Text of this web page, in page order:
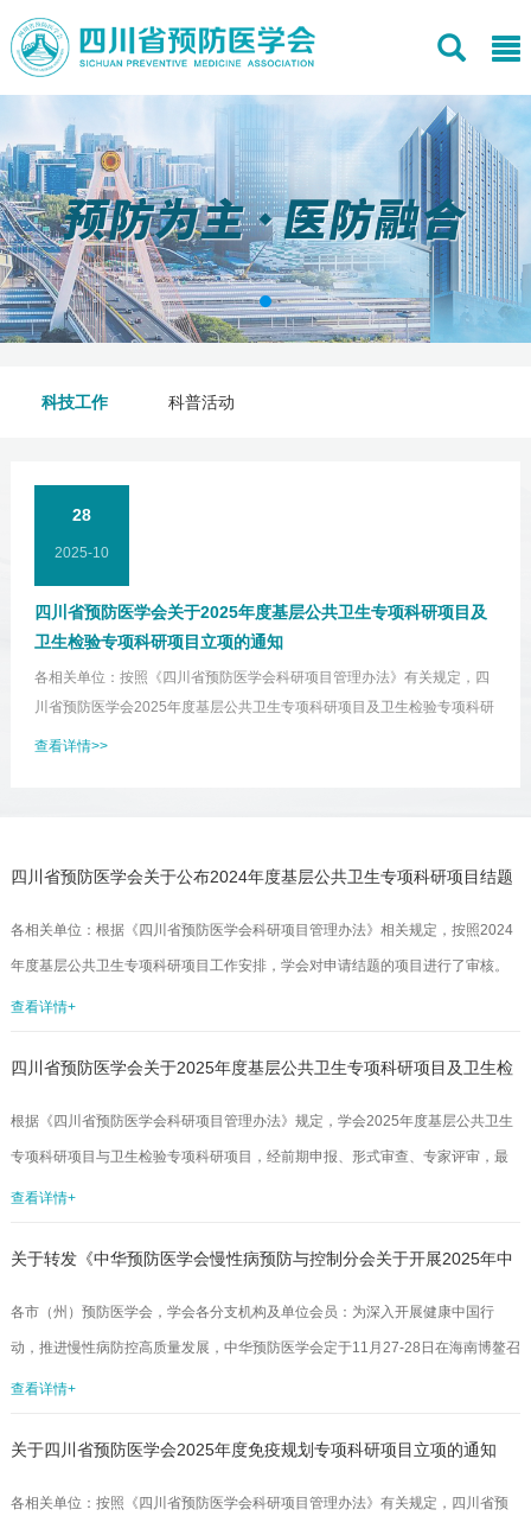
科技工作 科普活动
28
2025-10
四川省预防医学会关于2025年度基层公共卫生专项科研项目及
卫生检验专项科研项目立项的通知
各相关单位：按照《四川省预防医学会科研项目管理办法》有关规定，四
川省预防医学会2025年度基层公共卫生专项科研项目及卫生检验专项科研
项目经专家评审，遴选出7项科研项目，并于2025年10月21日-27日对拟
务书》，任务书模版由学会...
查看详情>>
四川省预防医学会关于公布2024年度基层公共卫生专项科研项目结题
项目名单的通知
各相关单位：根据《四川省预防医学会科研项目管理办法》相关规定，按照2024
年度基层公共卫生专项科研项目工作安排，学会对申请结题的项目进行了审核。
现批准“高原农牧地区艾滋病感染者家庭监督与艾滋病感染者提高自我健康管理自
目聚焦基层公共卫生实践中的重点、难点问题，形成了有实践价值的研究成果，
查看详情+
四川省预防医学会关于2025年度基层公共卫生专项科研项目及卫生检
验专项科研项目拟立项结果的公示
根据《四川省预防医学会科研项目管理办法》规定，学会2025年度基层公共卫生
专项科研项目与卫生检验专项科研项目，经前期申报、形式审查、专家评审，最
终遴选出7项课题拟立项资助，现予以公示，公示期为2025年10月21日-2025年
四川省预防医学会科技发展部：scsyfyxhkjb@163.com附件12025年度基层公共
查看详情+
关于转发《中华预防医学会慢性病预防与控制分会关于开展2025年中
国慢性病防控大会征文的通知》的通知
各市（州）预防医学会，学会各分支机构及单位会员：为深入开展健康中国行
动，推进慢性病防控高质量发展，中华预防医学会定于11月27-28日在海南博鳌召
开2025年中国慢性病防控大会，面向慢性病防控领域的同仁征集稿件。现将文件
病预防与控制分会关于开展2025年中国慢性病防控大会征文的通知征文通知.pdf...
查看详情+
关于四川省预防医学会2025年度免疫规划专项科研项目立项的通知
各相关单位：按照《四川省预防医学会科研项目管理办法》有关规定，四川省预